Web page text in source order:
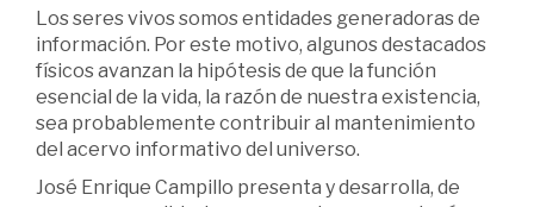
Los seres vivos somos entidades generadoras de
información. Por este motivo, algunos destacados
físicos avanzan la hipótesis de que la función
esencial de la vida, la razón de nuestra existencia,
sea probablemente contribuir al mantenimiento
del acervo informativo del universo.
José Enrique Campillo presenta y desarrolla, de